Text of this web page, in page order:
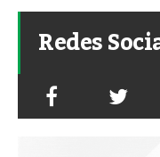
Redes